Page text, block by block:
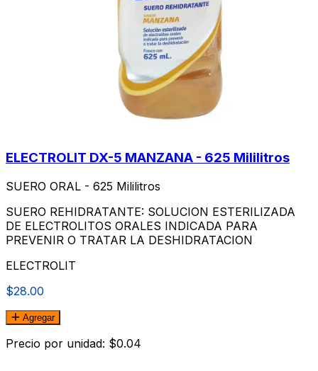
ELECTROLIT DX-5 MANZANA - 625 Mililitros
SUERO ORAL - 625 Mililitros
SUERO REHIDRATANTE: SOLUCION ESTERILIZADA
DE ELECTROLITOS ORALES INDICADA PARA
PREVENIR O TRATAR LA DESHIDRATACION
ELECTROLIT
$28.00
Agregar
Precio por unidad: $0.04